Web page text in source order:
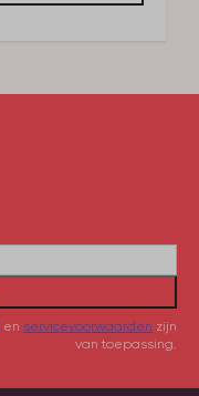
en servicevoorwaarden zijn
van toepassing.